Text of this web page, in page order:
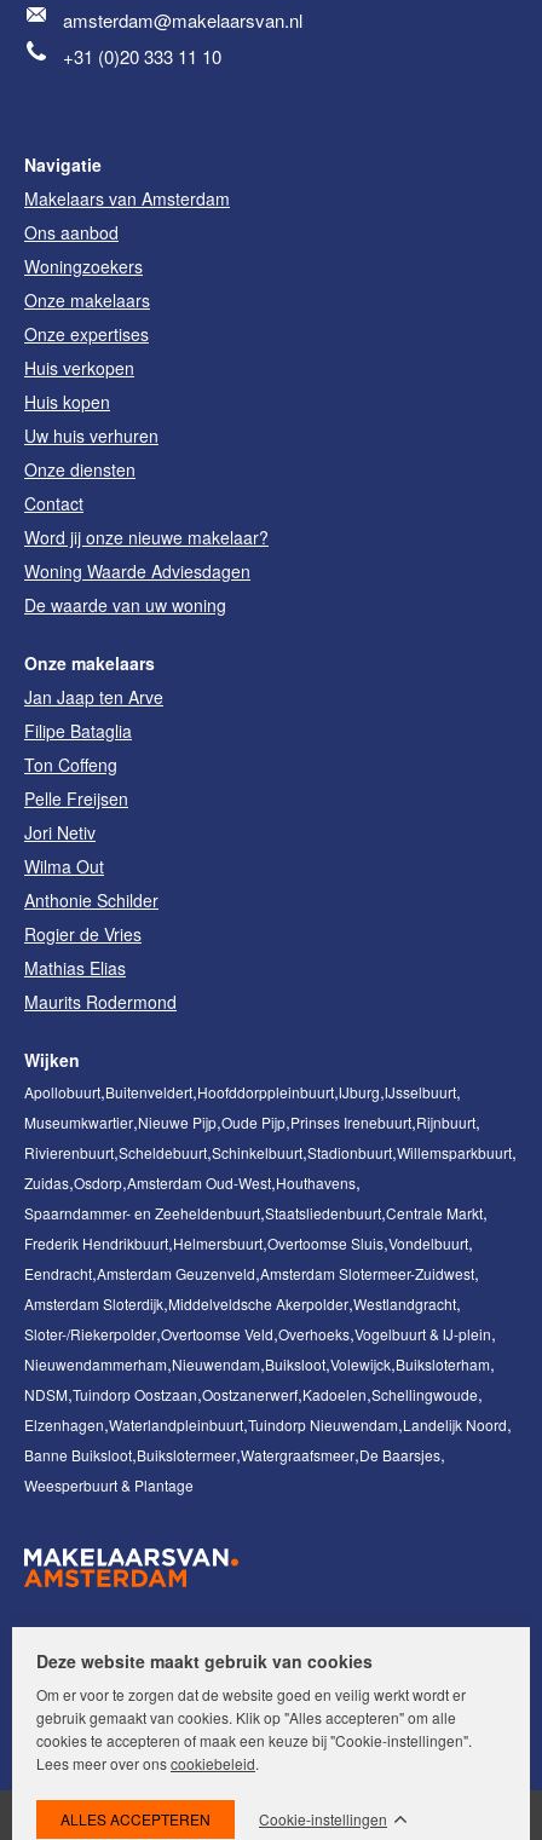
amsterdam@makelaarsvan.nl
+31 (0)20 333 11 10
Navigatie
Makelaars van Amsterdam
Ons aanbod
Woningzoekers
Onze makelaars
Onze expertises
Huis verkopen
Huis kopen
Uw huis verhuren
Onze diensten
Contact
Word jij onze nieuwe makelaar?
Woning Waarde Adviesdagen
De waarde van uw woning
Onze makelaars
Jan Jaap ten Arve
Filipe Bataglia
Ton Coffeng
Pelle Freijsen
Jori Netiv
Wilma Out
Anthonie Schilder
Rogier de Vries
Mathias Elias
Maurits Rodermond
Wijken
Apollobuurt Buitenveldert Hoofddorppleinbuurt IJburg IJsselbuurt
Museumkwartier Nieuwe Pijp Oude Pijp Prinses Irenebuurt Rijnbuurt
Rivierenbuurt Scheldebuurt Schinkelbuurt Stadionbuurt Willemsparkbuurt
Zuidas Osdorp Amsterdam Oud-West Houthavens
Spaarndammer- en Zeeheldenbuurt Staatsliedenbuurt Centrale Markt
Frederik Hendrikbuurt Helmersbuurt Overtoomse Sluis Vondelbuurt
Eendracht Amsterdam Geuzenveld Amsterdam Slotermeer-Zuidwest
Amsterdam Sloterdijk Middelveldsche Akerpolder Westlandgracht
Sloter-/Riekerpolder Overtoomse Veld Overhoeks Vogelbuurt & IJ-plein
Nieuwendammerham Nieuwendam Buiksloot Volewijck Buiksloterham
NDSM Tuindorp Oostzaan Oostzanerwerf Kadoelen Schellingwoude
Elzenhagen Waterlandpleinbuurt Tuindorp Nieuwendam Landelijk Noord
Banne Buiksloot Buikslotermeer Watergraafsmeer De Baarsjes
Weesperbuurt & Plantage
Volg ons op:
© Makelaars van Amsterdam. Alle rechten voorbehouden.
Deze website maakt gebruik van cookies
Om er voor te zorgen dat de website goed en veilig werkt wordt er
gebruik gemaakt van cookies. Klik op "Alles accepteren" om alle
cookies te accepteren of maak een keuze bij "Cookie-instellingen".
Lees meer over onscookiebeleid.
Cookie-instellingen